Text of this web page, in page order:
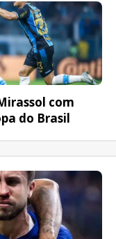
com
do Brasil